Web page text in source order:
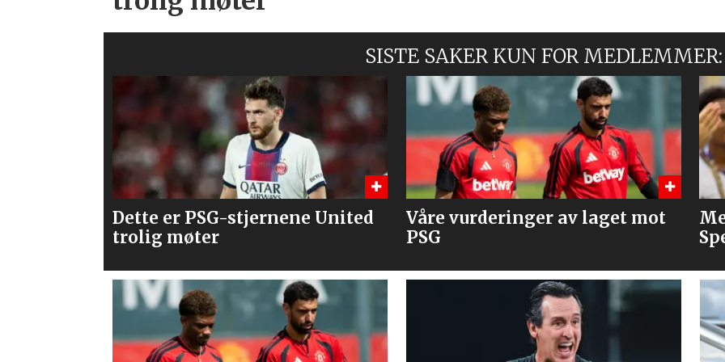
SISTE SAKER KUN FOR MEDLEMMER:
Våre vurderinger av laget mot
PSG
Mener United bør slå til på
Spence